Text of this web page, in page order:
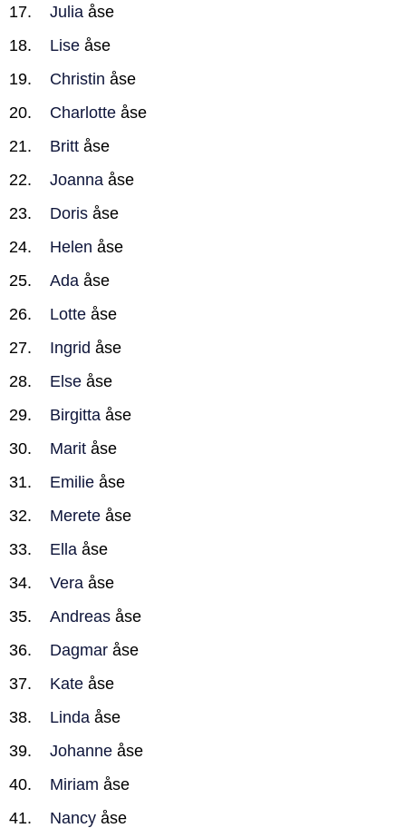
Julia åse
Lise åse
Christin åse
Charlotte åse
Britt åse
Joanna åse
Doris åse
Helen åse
Ada åse
Lotte åse
Ingrid åse
Else åse
Birgitta åse
Marit åse
Emilie åse
Merete åse
Ella åse
Vera åse
Andreas åse
Dagmar åse
Kate åse
Linda åse
Johanne åse
Miriam åse
Nancy åse